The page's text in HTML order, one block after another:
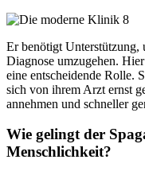
Er benötigt Unterstützung,
Diagnose umzugehen.
eine entscheidende Rolle.
sich von ihrem Arzt ernst
annehmen und schneller
Wie gelingt der
Menschlichkeit?